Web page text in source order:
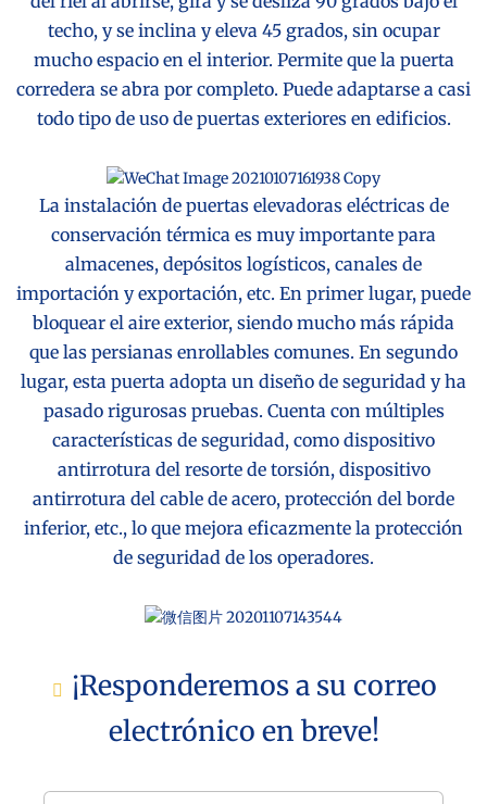
techo, y se inclina y eleva 45 grados, sin ocupar
mucho espacio en el interior. Permite que la puerta
corredera se abra por completo. Puede adaptarse a casi
todo tipo de uso de puertas exteriores en edificios.
La instalación de puertas elevadoras eléctricas de
conservación térmica es muy importante para
almacenes, depósitos logísticos, canales de
importación y exportación, etc. En primer lugar, puede
bloquear el aire exterior, siendo mucho más rápida
que las persianas enrollables comunes. En segundo
lugar, esta puerta adopta un diseño de seguridad y ha
pasado rigurosas pruebas. Cuenta con múltiples
características de seguridad, como dispositivo
antirrotura del resorte de torsión, dispositivo
antirrotura del cable de acero, protección del borde
inferior, etc., lo que mejora eficazmente la protección
de seguridad de los operadores.
¡Responderemos a su correo
electrónico en breve!